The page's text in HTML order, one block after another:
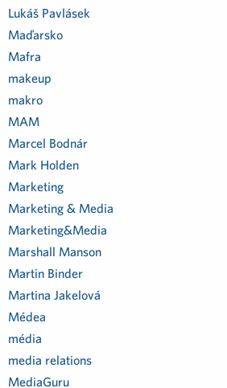
Lukáš Pavlásek
Maďarsko
Mafra
makeup
makro
MAM
Marcel Bodnár
Mark Holden
Marketing
Marketing & Media
Marketing&Media
Marshall Manson
Martin Binder
Martina Jakelová
Médea
média
media relations
MediaGuru